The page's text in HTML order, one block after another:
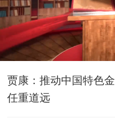
贾康：推动中国特色
任重道远